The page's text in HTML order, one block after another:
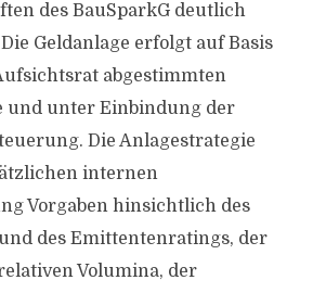
des BauSparkG deutlich
Geldanlage erfolgt auf Basis
abgestimmten
und unter Einbindung der
Die Anlagestrategie
internen
Vorgaben hinsichtlich des
des Emittentenratings, der
Volumina, der